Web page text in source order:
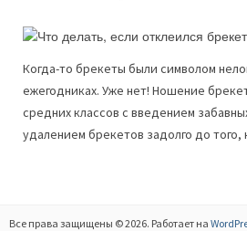
Когда-то брекеты были символом
ежегодниках. Уже нет! Ношение
средних классов с введением
удалением брекетов задолго до
Все права защищены © 2026. Работает на